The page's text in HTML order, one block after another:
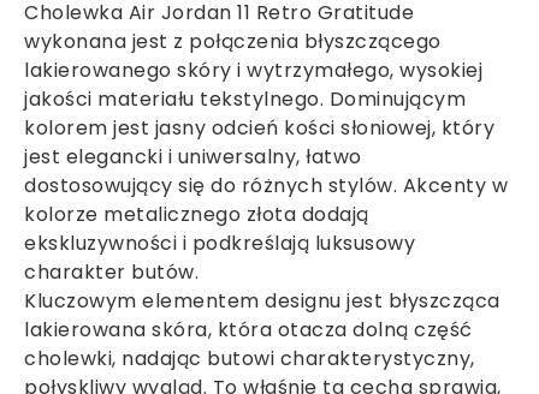
Cholewka Air Jordan 11 Retro Gratitude
wykonana jest z połączenia błyszczącego
lakierowanego skóry i wytrzymałego, wysokiej
jakości materiału tekstylnego. Dominującym
kolorem jest jasny odcień kości słoniowej, który
jest elegancki i uniwersalny, łatwo
dostosowujący się do różnych stylów. Akcenty w
kolorze metalicznego złota dodają
ekskluzywności i podkreślają luksusowy
charakter butów.
Kluczowym elementem designu jest błyszcząca
lakierowana skóra, która otacza dolną część
cholewki, nadając butowi charakterystyczny,
połyskliwy wygląd. To właśnie ta cecha sprawia,